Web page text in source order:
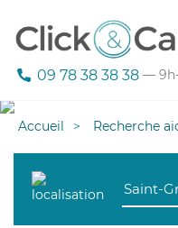
09 78 38 38 38 —
Accueil Recherche